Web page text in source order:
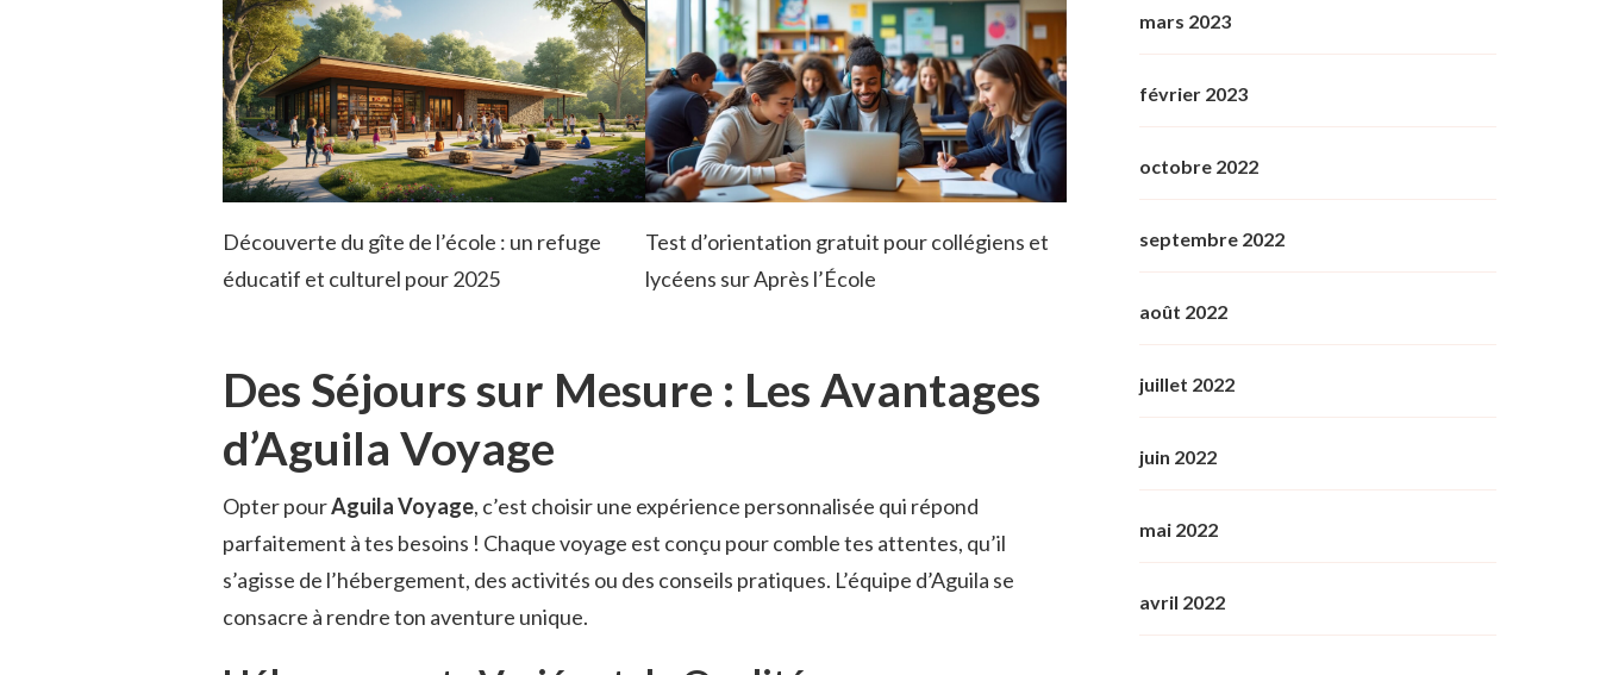
Découverte du gîte de l’école : un refuge
éducatif et culturel pour 2025
Test d’orientation gratuit pour collégiens et
lycéens sur Après l’École
Des Séjours sur Mesure : Les Avantages
d’Aguila Voyage
Opter pourAguila Voyage, c’est choisir une expérience personnalisée qui répond
parfaitement à tes besoins ! Chaque voyage est conçu pour comble tes attentes, qu’il
s’agisse de l’hébergement, des activités ou des conseils pratiques. L’équipe d’Aguila se
consacre à rendre ton aventure unique.
mars 2023
février 2023
octobre 2022
septembre 2022
août 2022
juillet 2022
juin 2022
mai 2022
avril 2022